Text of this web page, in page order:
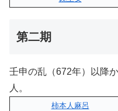
第二期
壬申の乱（672年）以降
人。
柿本人麻呂